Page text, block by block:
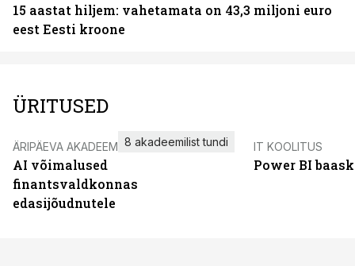
15 aastat hiljem: vahetamata on 43,3 miljoni euro
eest Eesti kroone
ÜRITUSED
ÄRIPÄEVA AKADEEMIA
AI võimalused
finantsvaldkonnas
edasijõudnutele
8 akadeemilist tundi IT KOOLITUS
Power BI